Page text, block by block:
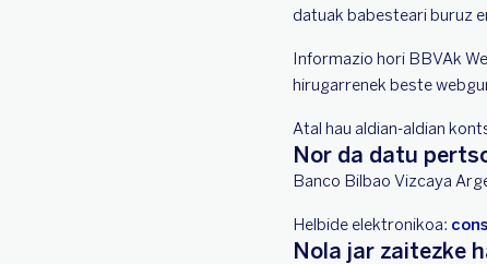
datuak babesteari buruz
Informazio hori BBVAk
hirugarrenek beste
Atal hau aldian-aldian
Nor da datu
Banco Bilbao Vizcaya
Helbide elektronikoa:
Nola jar zaitezke